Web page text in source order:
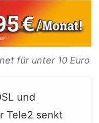
für unter 10 Euro
und
Tele2 senkt